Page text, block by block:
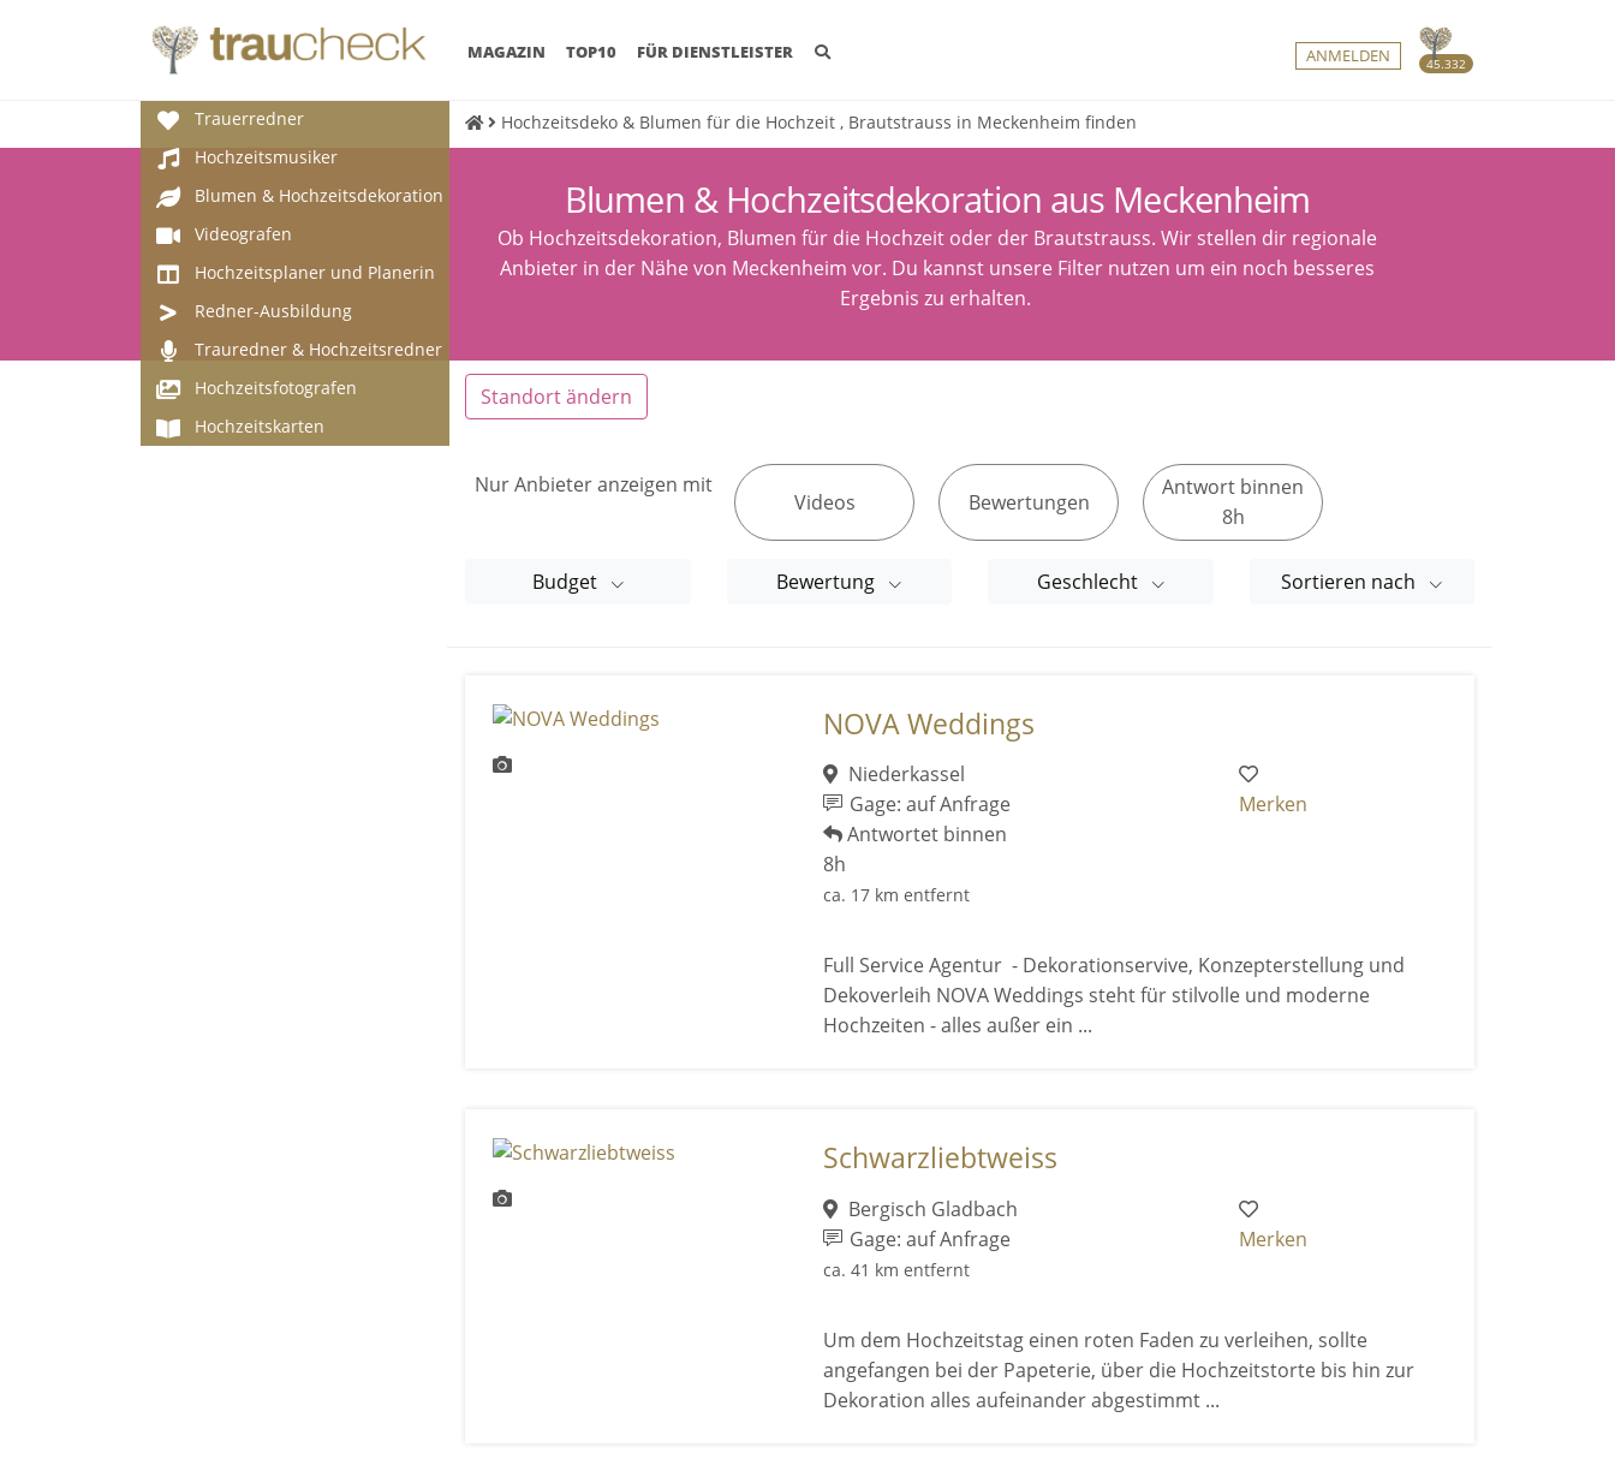
45.332
MAGAZIN (CURRENT)
TOP10 FÜR DIENSTLEISTER ANMELDEN
Trauerredner
Hochzeitsmusiker
Blumen & Hochzeitsdekoration
Videografen
Hochzeitsplaner und Planerin
Redner-Ausbildung
Trauredner & Hochzeitsredner
Hochzeitsfotografen
Hochzeitskarten
Hochzeitsdeko & Blumen für die Hochzeit , Brautstrauss in Meckenheim finden
Blumen & Hochzeitsdekoration aus Meckenheim
Ob Hochzeitsdekoration, Blumen für die Hochzeit oder der Brautstrauss. Wir stellen dir regionale
Anbieter in der Nähe von Meckenheim vor. Du kannst unsere Filter nutzen um ein noch besseres
Ergebnis zu erhalten.
Standort ändern
Nur Anbieter anzeigen mit
Videos Bewertungen
Antwort binnen
8h
Budget Bewertung Geschlecht Sortieren nach
NOVA Weddings
Niederkassel
Gage: auf Anfrage
Antwortet binnen
8h
ca. 17 km entfernt
Merken
Full Service Agentur - Dekorationservive, Konzepterstellung und
Dekoverleih NOVA Weddings steht für stilvolle und moderne
Hochzeiten - alles außer ein ...
Schwarzliebtweiss
Bergisch Gladbach
Gage: auf Anfrage
ca. 41 km entfernt
Merken
Um dem Hochzeitstag einen roten Faden zu verleihen, sollte
angefangen bei der Papeterie, über die Hochzeitstorte bis hin zur
Dekoration alles aufeinander abgestimmt ...